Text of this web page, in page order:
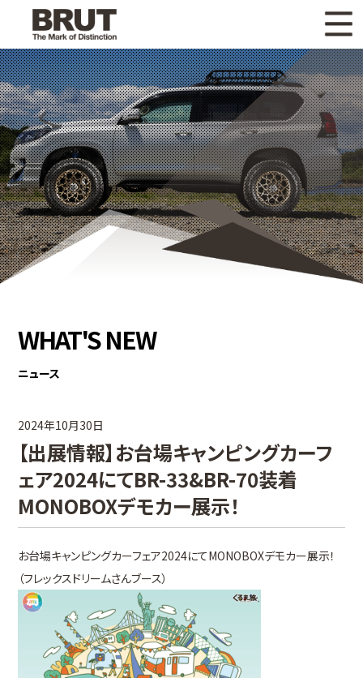
WHAT'S NEW ニュース
WHEEL LINEUP ホイールラインナップ
OTHER PRODUCT 関連製品
GALLERY ギャラリー
CATALOG カタログ請求
PRIVACY POLICY 個人情報保護方針
WHAT'S NEW
ニュース
2024年10月30日
【出展情報】お台場キャンピングカーフ
ェア2024にてBR-33&BR-70装着
MONOBOXデモカー展示！
お台場キャンピングカーフェア2024にてMONOBOXデモカー展示！
（フレックスドリームさんブース）